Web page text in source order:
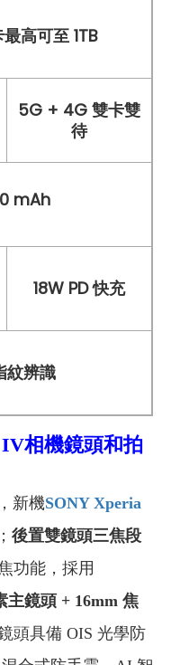
高可至 1TB
5G + 4G 雙卡雙
待
mAh
18W PD 快充
紋辨識
IV相機鏡頭和拍
新機SONY Xperia
； 後置雙鏡頭三焦段
功能，採用
主鏡頭 + 16mm 焦
頭具備 OIS 光學防